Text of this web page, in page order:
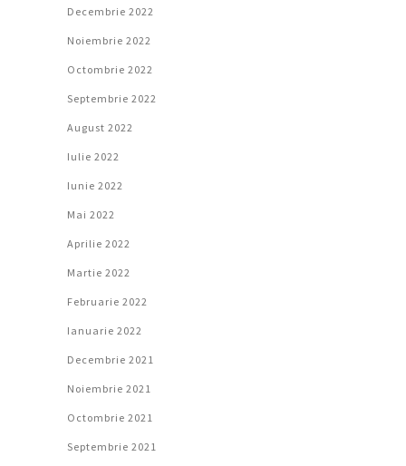
Decembrie 2022
Noiembrie 2022
Octombrie 2022
Septembrie 2022
August 2022
Iulie 2022
Iunie 2022
Mai 2022
Aprilie 2022
Martie 2022
Februarie 2022
Ianuarie 2022
Decembrie 2021
Noiembrie 2021
Octombrie 2021
Septembrie 2021